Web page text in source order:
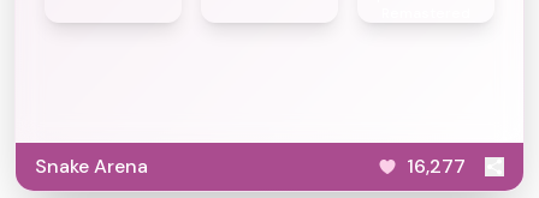
Snake Arena 16,277